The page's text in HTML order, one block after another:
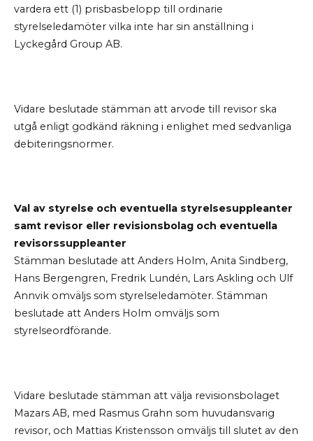
vardera ett (1) prisbasbelopp till ordinarie
styrelseledamöter vilka inte har sin anställning i
Lyckegård Group AB.
Vidare beslutade stämman att arvode till revisor ska
utgå enligt godkänd räkning i enlighet med sedvanliga
debiteringsnormer.
Val av styrelse och eventuella styrelsesuppleanter
samt revisor eller revisionsbolag och eventuella
revisorssuppleanter
Stämman beslutade att Anders Holm, Anita Sindberg,
Hans Bergengren, Fredrik Lundén, Lars Askling och Ulf
Annvik omväljs som styrelseledamöter. Stämman
beslutade att Anders Holm omväljs som
styrelseordförande.
Vidare beslutade stämman att välja revisionsbolaget
Mazars AB, med Rasmus Grahn som huvudansvarig
revisor, och Mattias Kristensson omväljs till slutet av den